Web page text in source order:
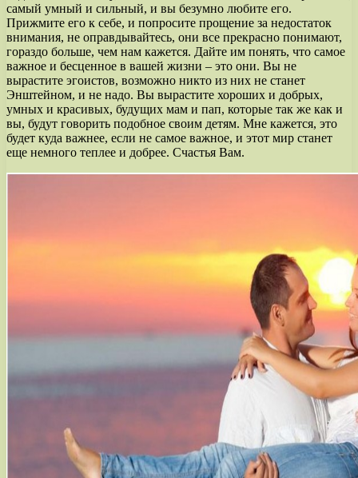
самый умный и сильный, и вы безумно любите его.
Прижмите его к себе, и попросите прощение за недостаток
внимания, не оправдывайтесь, они все прекрасно понимают,
гораздо больше, чем нам кажется. Дайте им понять, что самое
важное и бесценное в вашей жизни – это они. Вы не
вырастите эгоистов, возможно никто из них не станет
Энштейном, и не надо. Вы вырастите хороших и добрых,
умных и красивых, будущих мам и пап, которые так же как и
вы, будут говорить подобное своим детям. Мне кажется, это
будет куда важнее, если не самое важное, и этот мир станет
еще немного теплее и добрее. Счастья Вам.